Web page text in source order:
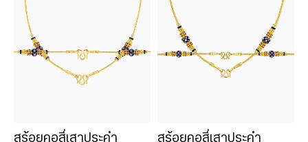
สร้อยคอสี่เสาประคำ
สร้อยคอสี่เสาประคำ